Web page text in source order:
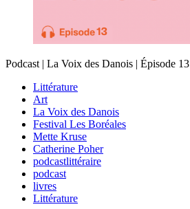
Podcast | La Voix des Danois | Épisode 13
Littérature
Art
La Voix des Danois
Festival Les Boréales
Mette Kruse
Catherine Poher
podcastlittéraire
podcast
livres
Littérature